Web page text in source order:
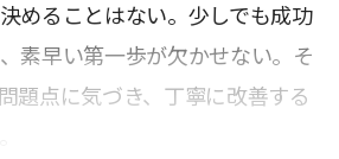
めることはない。少しでも成功
素早い第一歩が欠かせない。そ
題点に気づき、丁寧に改善する